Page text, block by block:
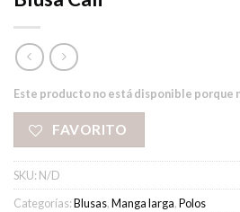
Este producto no está disponible porque
FAVORITO
SKU: N/D
Categorías:Blusas,Manga larga,Polos